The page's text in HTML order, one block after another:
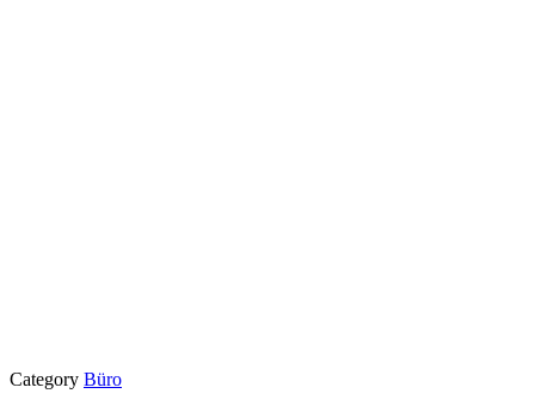
Category Büro